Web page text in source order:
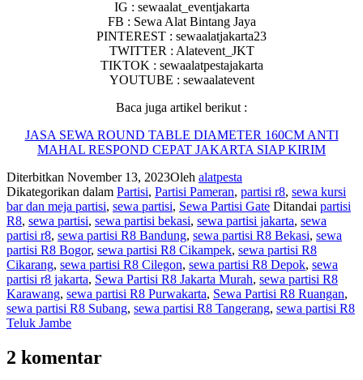
IG : sewaalat_eventjakarta
FB : Sewa Alat Bintang Jaya
PINTEREST : sewaalatjakarta23
TWITTER : Alatevent_JKT
TIKTOK : sewaalatpestajakarta
YOUTUBE : sewaalatevent
Baca juga artikel berikut :
JASA SEWA ROUND TABLE DIAMETER 160CM ANTI
MAHAL RESPOND CEPAT JAKARTA SIAP KIRIM
Diterbitkan November 13, 2023Oleh alatpesta
Dikategorikan dalam Partisi, Partisi Pameran, partisi r8, sewa kursi
bar dan meja partisi, sewa partisi, Sewa Partisi Gate Ditandai partisi
R8, sewa partisi, sewa partisi bekasi, sewa partisi jakarta, sewa
partisi r8, sewa partisi R8 Bandung, sewa partisi R8 Bekasi, sewa
partisi R8 Bogor, sewa partisi R8 Cikampek, sewa partisi R8
Cikarang, sewa partisi R8 Cilegon, sewa partisi R8 Depok, sewa
partisi r8 jakarta, Sewa Partisi R8 Jakarta Murah, sewa partisi R8
Karawang, sewa partisi R8 Purwakarta, Sewa Partisi R8 Ruangan,
sewa partisi R8 Subang, sewa partisi R8 Tangerang, sewa partisi R8
Teluk Jambe
2 komentar